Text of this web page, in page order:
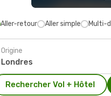
Aller-retour Aller simple Multi-
Origine
Rechercher Vol + Hôtel